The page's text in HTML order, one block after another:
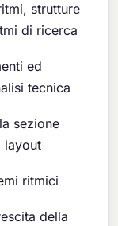
strutture
di ricerca
ed
tecnica
sezione
layout
ritmici
della